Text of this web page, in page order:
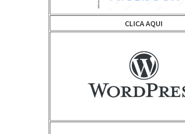
CLICA AQUI